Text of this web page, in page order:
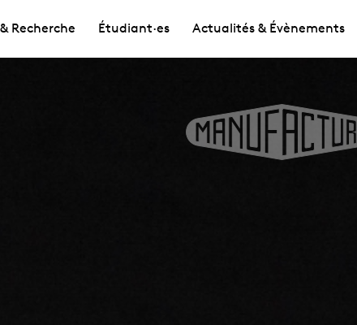
Recherche Étudiant·es Actualités & Évènements